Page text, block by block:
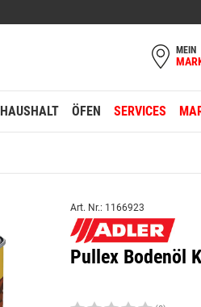
MEIN
HAUSHALT ÖFEN SERVICES
Art. Nr.: 1166923
Pullex Bodenöl